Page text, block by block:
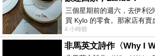
三個星期前的週六，去伊利
買 Kylo 的零食。那家店有賣
顧都會去看一下。他們偶爾會
4 小時前
非馬英文詩作〈Why I